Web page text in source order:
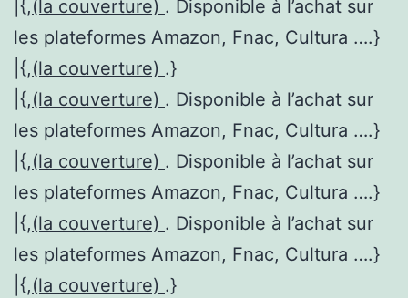
|{,(la couverture) . Disponible à l’achat sur
les plateformes Amazon, Fnac, Cultura ….}
|{,(la couverture) .}
|{,(la couverture) . Disponible à l’achat sur
les plateformes Amazon, Fnac, Cultura ….}
|{,(la couverture) . Disponible à l’achat sur
les plateformes Amazon, Fnac, Cultura ….}
|{,(la couverture) . Disponible à l’achat sur
les plateformes Amazon, Fnac, Cultura ….}
|{,(la couverture) .}